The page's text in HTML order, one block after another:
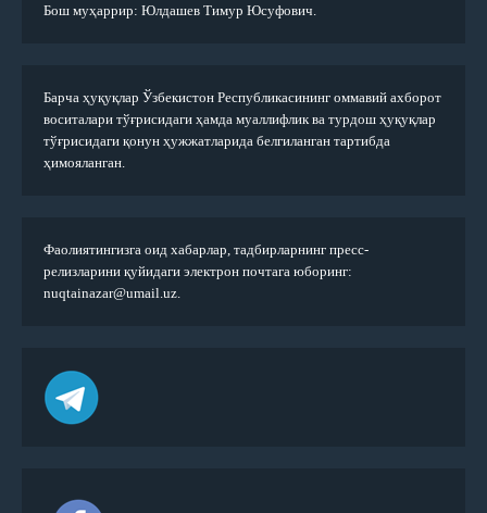
Бош муҳаррир: Юлдашев Тимур Юсуфович.
Барча ҳуқуқлар Ўзбекистон Республикасининг оммавий ахборот
воситалари тўғрисидаги ҳамда муаллифлик ва турдош ҳуқуқлар
тўғрисидаги қонун ҳужжатларида белгиланган тартибда
ҳимояланган.
Фаолиятингизга оид хабарлар, тадбирларнинг пресс-
релизларини қуйидаги электрон почтага юборинг:
nuqtainazar@umail.uz.